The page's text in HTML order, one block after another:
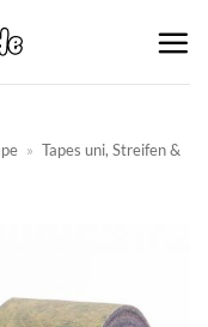
» Tapes uni, Streifen &